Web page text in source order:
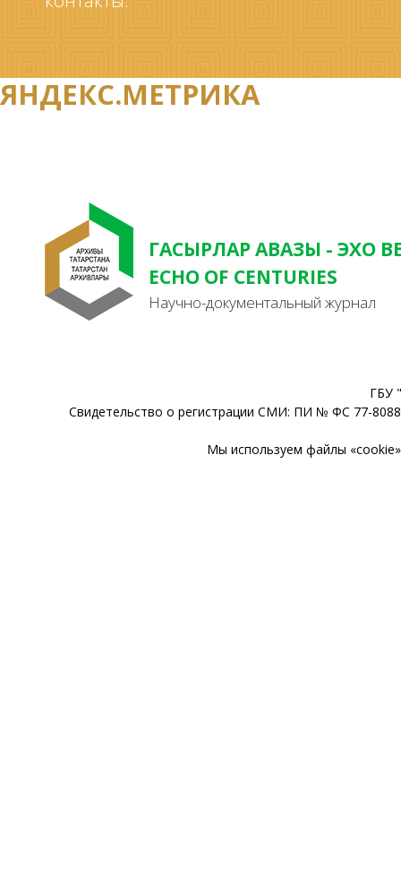
ЯНДЕКС.МЕТРИКА
ГАСЫРЛАР АВАЗЫ - ЭХО
ECHO OF CENTURIES
Научно-документальный журнал
ГБУ
Свидетельство о регистрации СМИ: ПИ № ФС 77-
Мы используем файлы «cookie»